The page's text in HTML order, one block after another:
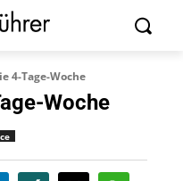
4-Tage-Woche
Woche